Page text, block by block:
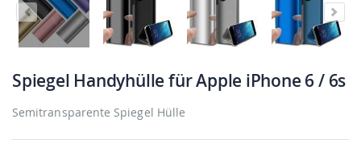
Spiegel Handyhülle für Apple iPhone 6 / 6s
Semitransparente Spiegel Hülle